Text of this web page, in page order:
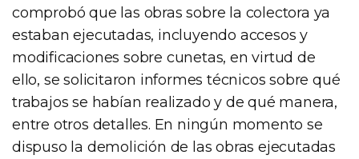
comprobó que las obras sobre la colectora ya
estaban ejecutadas, incluyendo accesos y
modificaciones sobre cunetas, en virtud de
ello, se solicitaron informes técnicos sobre qué
trabajos se habían realizado y de qué manera,
entre otros detalles. En ningún momento se
dispuso la demolición de las obras ejecutadas